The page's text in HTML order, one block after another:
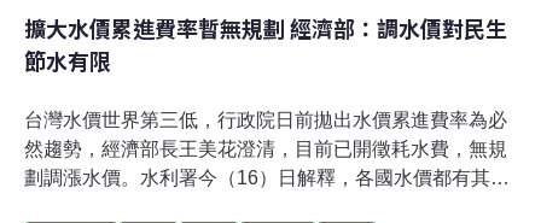
擴大水價累進費率暫無規劃 經濟部：調水價對民生
節水有限
台灣水價世界第三低，行政院日前拋出水價累進費率為必
然趨勢，經濟部長王美花澄清，目前已開徵耗水費，無規
劃調漲水價。水利署今（16）日解釋，各國水價都有其歷